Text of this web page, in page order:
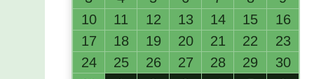
10
11 12 13 14 15
16
17
18 19 20 21 22
23
24
25 26 27 28 29
30